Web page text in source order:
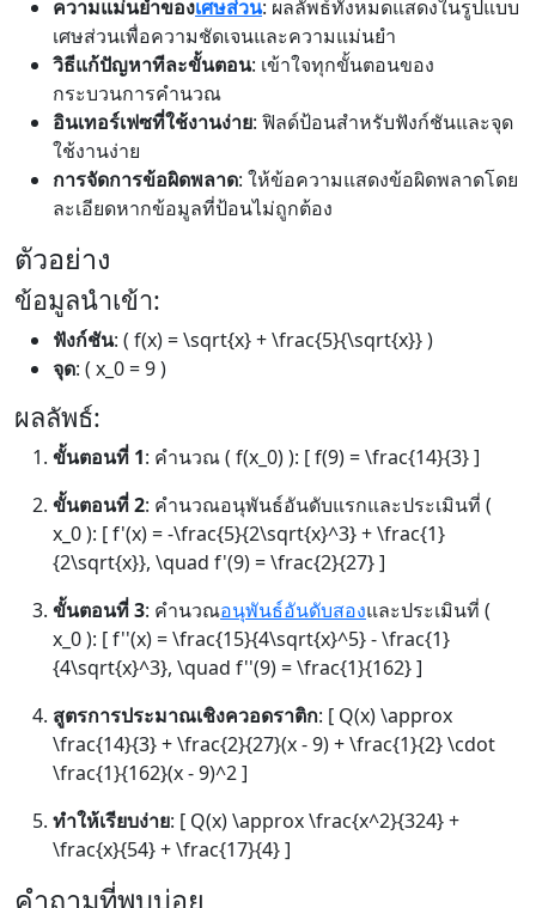
ความแม่นยำของเศษส่วน: ผลลัพธ์ทั้งหมดแสดงในรูปแบบ
เศษส่วนเพื่อความชัดเจนและความแม่นยำ
วิธีแก้ปัญหาทีละขั้นตอน: เข้าใจทุกขั้นตอนของ
กระบวนการคำนวณ
อินเทอร์เฟซที่ใช้งานง่าย: ฟิลด์ป้อนสำหรับฟังก์ชันและจุด
ใช้งานง่าย
การจัดการข้อผิดพลาด: ให้ข้อความแสดงข้อผิดพลาดโดย
ละเอียดหากข้อมูลที่ป้อนไม่ถูกต้อง
ตัวอย่าง
ข้อมูลนำเข้า:
ฟังก์ชัน: ( f(x) = \sqrt{x} + \frac{5}{\sqrt{x}} )
จุด: ( x_0 = 9 )
ผลลัพธ์:
ขั้นตอนที่ 1: คำนวณ ( f(x_0) ): [ f(9) = \frac{14}{3} ]
ขั้นตอนที่ 2: คำนวณอนุพันธ์อันดับแรกและประเมินที่ (
x_0 ): [ f'(x) = -\frac{5}{2\sqrt{x}^3} + \frac{1}
{2\sqrt{x}}, \quad f'(9) = \frac{2}{27} ]
ขั้นตอนที่ 3: คำนวณอนุพันธ์อันดับสองและประเมินที่ (
x_0 ): [ f''(x) = \frac{15}{4\sqrt{x}^5} - \frac{1}
{4\sqrt{x}^3}, \quad f''(9) = \frac{1}{162} ]
สูตรการประมาณเชิงควอดราติก: [ Q(x) \approx
\frac{14}{3} + \frac{2}{27}(x - 9) + \frac{1}{2} \cdot
\frac{1}{162}(x - 9)^2 ]
ทำให้เรียบง่าย: [ Q(x) \approx \frac{x^2}{324} +
\frac{x}{54} + \frac{17}{4} ]
คำถามที่พบบ่อย